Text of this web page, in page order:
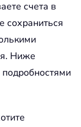
счета в
сохраниться
Ниже